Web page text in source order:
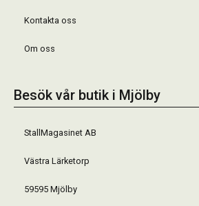
Kontakta oss
Om oss
Besök vår butik i Mjölby
StallMagasinet AB
Västra Lärketorp
59595 Mjölby